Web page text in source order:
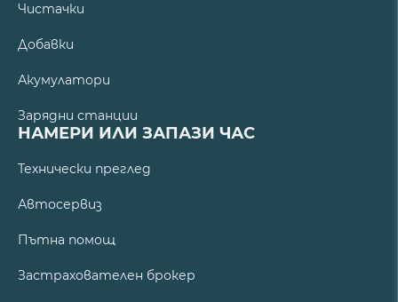
Чистачки
Добавки
Акумулатори
Зарядни станции
НАМЕРИ ИЛИ ЗАПАЗИ ЧАС
Технически преглед
Автосервиз
Пътна помощ
Застрахователен брокер